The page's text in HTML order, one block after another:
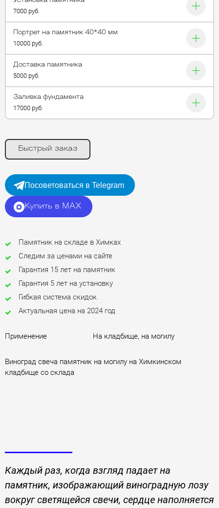
7000 руб.
Портрет на памятник 40*40 мм
10000 руб.
Доставка памятника
5000 руб.
Заливка фундамента
17000 руб.
Быстрый заказ
Посоветоваться в Telegram
Купить в MAX
Памятник на складе в Химках
Следим за ценами на сайте
Гарантия 15 лет на памятник
Гарантия 5 лет на установку
Гибкая система скидок
Актуальная цена на 2024 год
Применение На кладбище, на могилу
Виноград свеча памятник на могилу на Химкинском
кладбище со склада
Каждый раз, когда взгляд падает на
памятник, изображающий виноградную лозу
вокруг светящейся свечи, сердце наполняется